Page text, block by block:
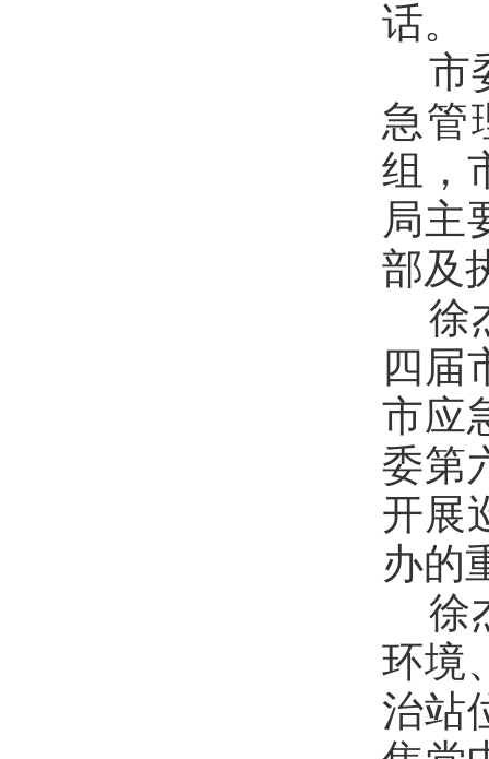
话。
市
急管
组，
局主
部及
徐
四届
市应
委第
开展
办的
徐
环境
治站